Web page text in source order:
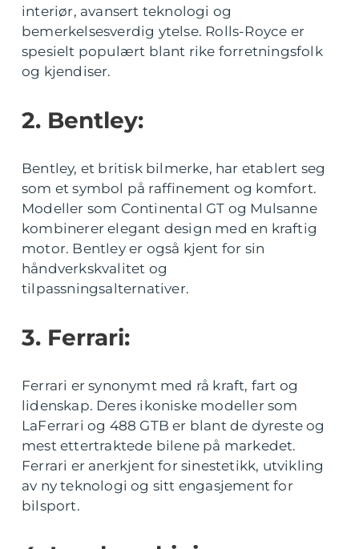
interiør, avansert teknologi og
bemerkelsesverdig ytelse. Rolls-Royce er
spesielt populært blant rike forretningsfolk
og kjendiser.
2. Bentley:
Bentley, et britisk bilmerke, har etablert seg
som et symbol på raffinement og komfort.
Modeller som Continental GT og Mulsanne
kombinerer elegant design med en kraftig
motor. Bentley er også kjent for sin
håndverkskvalitet og
tilpassningsalternativer.
3. Ferrari:
Ferrari er synonymt med rå kraft, fart og
lidenskap. Deres ikoniske modeller som
LaFerrari og 488 GTB er blant de dyreste og
mest ettertraktede bilene på markedet.
Ferrari er anerkjent for sinestetikk, utvikling
av ny teknologi og sitt engasjement for
bilsport.